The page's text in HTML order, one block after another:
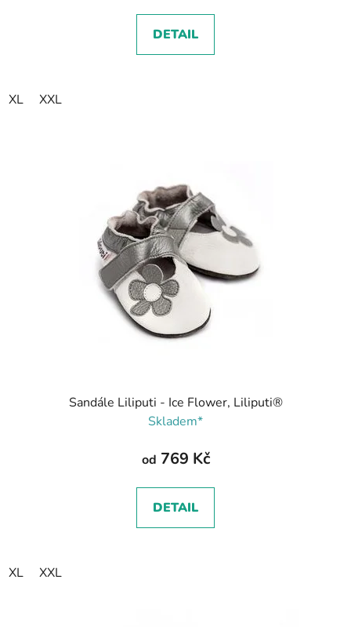
DETAIL
XL XXL
Sandále Liliputi - Ice Flower, Liliputi®
Skladem*
od 769 Kč
DETAIL
XL XXL